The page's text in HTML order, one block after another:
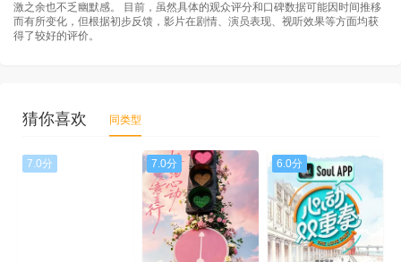
激之余也不乏幽默感。 目前，虽然具体的观众评分和口碑数据可能因时间推移
而有所变化，但根据初步反馈，影片在剧情、演员表现、视听效果等方面均获
得了较好的评价。
猜你喜欢 同类型
7.0分 7.0分 6.0分